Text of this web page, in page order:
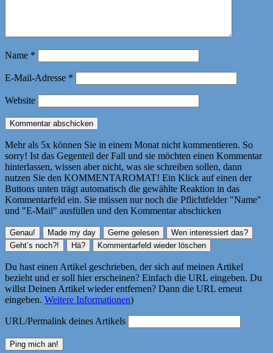
Name *
E-Mail-Adresse *
Website
Mehr als 5x können Sie in einem Monat nicht kommentieren. So
sorry! Ist das Gegenteil der Fall und sie möchten einen Kommentar
hinterlassen, wissen aber nicht, was sie schreiben sollen, dann
nutzen Sie den KOMMENTAROMAT! Ein Klick auf einen der
Buttons unten trägt automatisch die gewählte Reaktion in das
Kommentarfeld ein. Sie müssen nur noch die Pflichtfelder "Name"
und "E-Mail" ausfüllen und den Kommentar abschicken
Du hast einen Artikel geschrieben, der sich auf meinen Artikel
bezieht und er soll hier erscheinen? Einfach die URL eingeben. Du
willst Deinen Artikel wieder entfernen? Dann die URL erneut
eingeben. Weitere Informationen)
URL/Permalink deines Artikels